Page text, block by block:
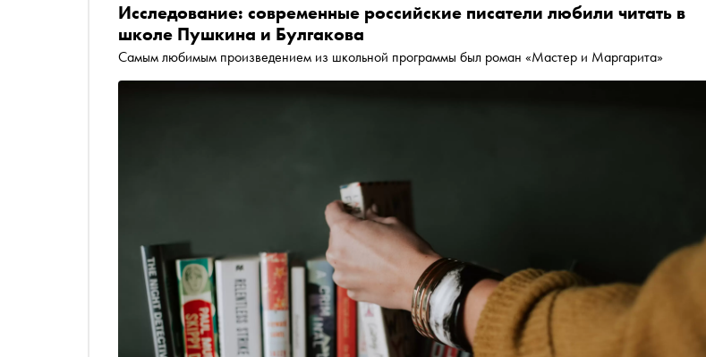
Исследование: современные российские писатели любили читать в
школе Пушкина и Булгакова
Самым любимым произведением из школьной программы был роман «Мастер и Маргарита»